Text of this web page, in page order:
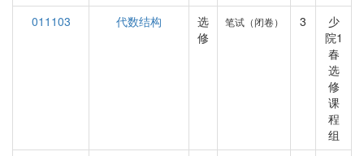
011103
代数结构
选
修
笔试（闭卷） 3
少
院1
春
选
修
课
程
组